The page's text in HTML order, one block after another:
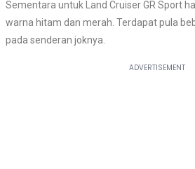
Sementara untuk Land Cruiser GR Sport
warna hitam dan merah. Terdapat pula
pada senderan joknya.